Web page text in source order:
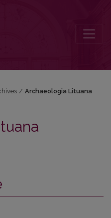
/ Archaeologia Lituana